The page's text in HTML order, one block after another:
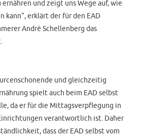
und zeigt uns Wege auf, wie
kann“, erklärt der für den EAD
André Schellenberg das
und gleichzeitig
spielt auch beim EAD selbst
da er für die Mittagsverpflegung in
verantwortlich ist. Daher
dass der EAD selbst vom